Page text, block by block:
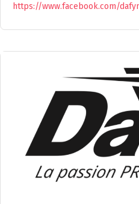
https://www.facebook.com/